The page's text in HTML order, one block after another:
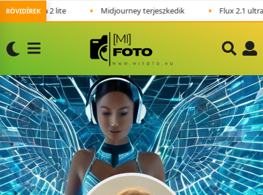
RÖVIDÍREK
2 lite • Midjourney terjeszkedik • Flux 2.1 ultra: 4MP